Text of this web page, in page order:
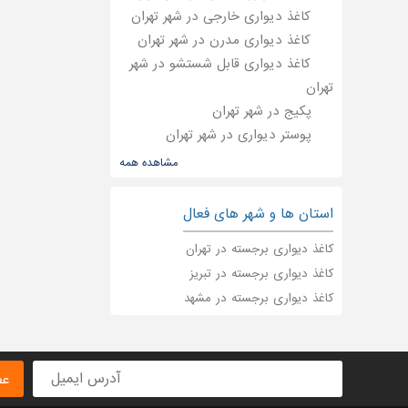
کاغذ دیواری خارجی در شهر تهران
کاغذ دیواری مدرن در شهر تهران
کاغذ دیواری قابل شستشو در شهر
تهران
پکیج در شهر تهران
پوستر دیواری در شهر تهران
کمد دیواری در شهر تهران
چراغ دیواری در شهر تهران
شومینه دیواری در شهر تهران
ساندویچ پانل دیواری در شهر تهران
مشاهده همه
استان ها و شهر های فعال
کاغذ دیواری برجسته در تهران
کاغذ دیواری برجسته در تبریز
کاغذ دیواری برجسته در مشهد